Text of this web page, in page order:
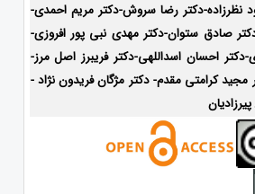
نظرزاده-دکتر رضا سروش-دکتر مریم احمدی-
صادق ستوان-دکتر مهدی نبی پور افروزی-
دکتر احسان اسداللهی-دکتر فریبرز اصل مرز-
کرامتی مقدم- دکتر مژگان فریدون نژاد -